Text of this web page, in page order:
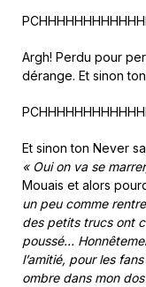
Argh! Perdu pour
dérange. Et sinon
Et sinon ton Never
« Oui on va se
Mouais et alors
un peu comme
des petits trucs ont
poussé…
l’amitié, pour les
ombre dans mon